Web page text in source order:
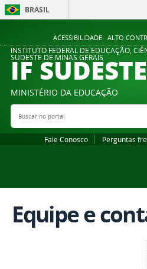
ACESSIBILIDADE ALTO
BRASIL
INSTITUTO FEDERAL DE EDUCAÇÃO,
SUDESTE DE MINAS GERAIS
IF
MINISTÉRIO DA EDUCAÇÃO
Buscar no portal
Fale Conosco Perguntas
Equipe e